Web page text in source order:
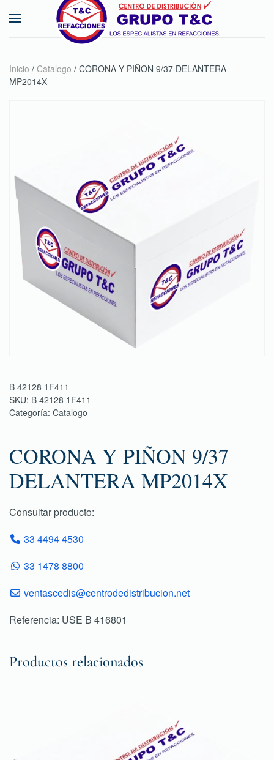
Skip to main content
Inicio / Catalogo / CORONA Y PIÑON 9/37 DELANTERA
MP2014X
B 42128 1F411
SKU: B 42128 1F411
Categoría: Catalogo
CORONA Y PIÑON 9/37
DELANTERA MP2014X
Consultar producto:
33 4494 4530
33 1478 8800
ventascedis@centrodedistribucion.net
Referencia: USE B 416801
Productos relacionados